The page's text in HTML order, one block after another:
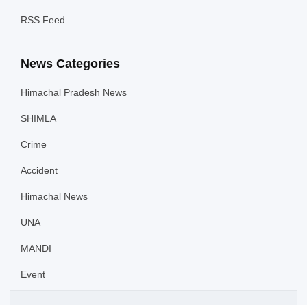
RSS Feed
News Categories
Himachal Pradesh News
SHIMLA
Crime
Accident
Himachal News
UNA
MANDI
Event